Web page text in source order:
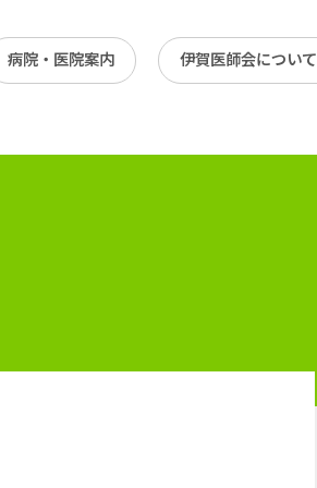
病院・医院案内 伊賀医師会について